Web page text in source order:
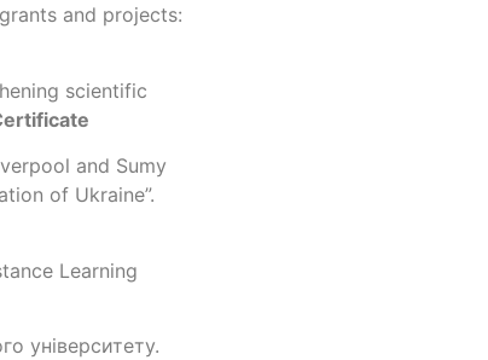
and projects:
scientific
and Sumy
of Ukraine”.
Learning
університету.